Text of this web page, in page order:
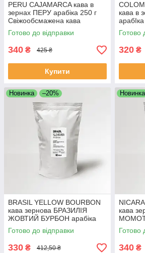
PERU CAJAMARCA кава в
зернах ПЕРУ арабіка 250 г
Свіжообсмажена кава
зернова Моносорт
Готово до відправки
340 ₴ 425 ₴
Купити
кава в
Готово
320 ₴
Новинка –20%
BRASIL YELLOW BOURBON
кава зернова БРАЗИЛІЯ
ЖОВТИЙ БУРБОН арабіка
250 г Свіжообсмажена кава
Моносорт
Готово до відправки
330 ₴ 412,50 ₴
Новинка
кава
Готово
340 ₴